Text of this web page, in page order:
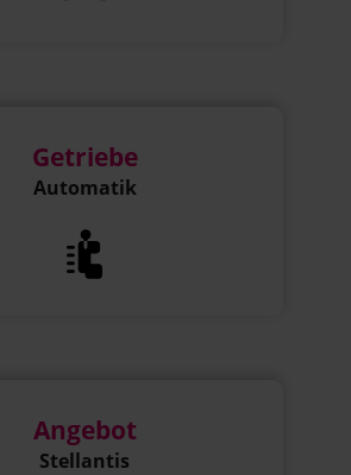
Getriebe
Automatik
Angebot
Stellantis